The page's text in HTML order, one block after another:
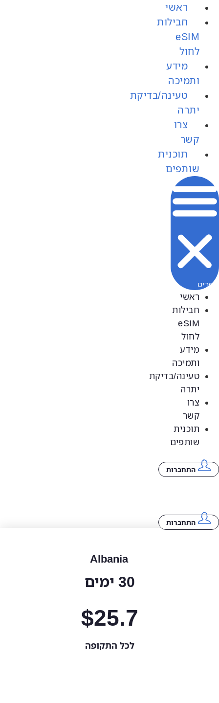
ראשי
חבילות
לחול
מידע
ותמיכה
טעינה/בדיקת
יתרה
קשר
תוכנית
שותפים
ראשי
חבילות
לחול
מידע
ותמיכה
טעינה/בדיקת
יתרה
צרו
תוכנית
שותפים
התחברות
התחברות
Albania
$25.7
לכל התקופה